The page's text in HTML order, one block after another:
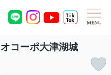
コーポ大津湖城